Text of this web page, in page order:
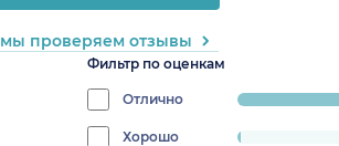
Фильтр по оценкам
Отличноprogress:
Хорошо
проверяем отзывы